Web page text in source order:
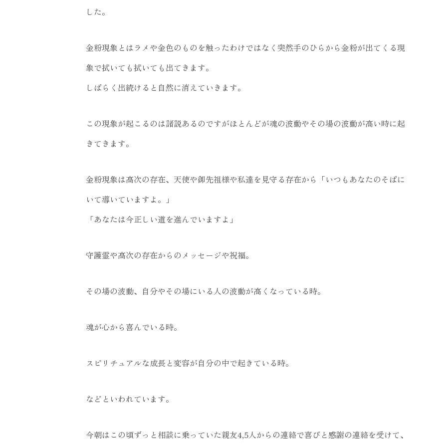
した。
金粉現象とはラメや金色のものを触ったわけではなく突然手のひらから金粉が出てくる現
象で拭いても拭いても出てきます。
しばらく出続けると自然に消えていきます。
この現象が起こるのは諸説あるのですがほとんどが魂の波動やその場の波動が高い時に起
きてきます。
金粉現象は高次の存在、天使や御先祖様や私達を見守る存在から「いつもあなたのそばに
いて導いていますよ。」
「あなたは今正しい道を進んでいますよ」
守護霊や高次の存在からのメッセージや祝福。
その場の波動、自分やその場にいる人の波動が高くなっている時。
魂が心から喜んでいる時。
スピリチュアルな成長と変容が自分の中で起きている時。
などといわれています。
今朝はこの頃ずっと相談に乗っていた親友4,5人からの連絡で喜びと感謝の連絡を受けて、